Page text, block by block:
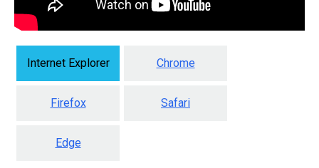
Internet Explorer Chrome
Firefox Safari
Edge